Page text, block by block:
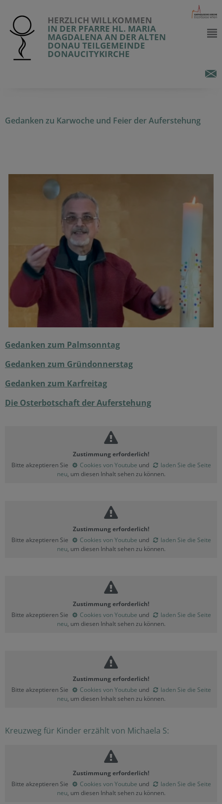
HERZLICH WILLKOMMEN
IN DER PFARRE HL. MARIA
MAGDALENA AN DER ALTEN
DONAU TEILGEMEINDE
DONAUCITYKIRCHE
Gedanken zu Karwoche und Feier der Auferstehung
Gedanken zum Palmsonntag
Gedanken zum Gründonnerstag
Gedanken zum Karfreitag
Die Osterbotschaft der Auferstehung
Zustimmung erforderlich!
Bitte akzeptieren Sie
Cookies von Youtube und
laden Sie die Seite
neu, um diesen Inhalt sehen zu können.
Zustimmung erforderlich!
Bitte akzeptieren Sie
Cookies von Youtube und
laden Sie die Seite
neu, um diesen Inhalt sehen zu können.
Zustimmung erforderlich!
Bitte akzeptieren Sie
Cookies von Youtube und
laden Sie die Seite
neu, um diesen Inhalt sehen zu können.
Zustimmung erforderlich!
Bitte akzeptieren Sie
Cookies von Youtube und
laden Sie die Seite
neu, um diesen Inhalt sehen zu können.
Kreuzweg für Kinder erzählt von Michaela S:
Zustimmung erforderlich!
Bitte akzeptieren Sie
Cookies von Youtube und
laden Sie die Seite
neu, um diesen Inhalt sehen zu können.